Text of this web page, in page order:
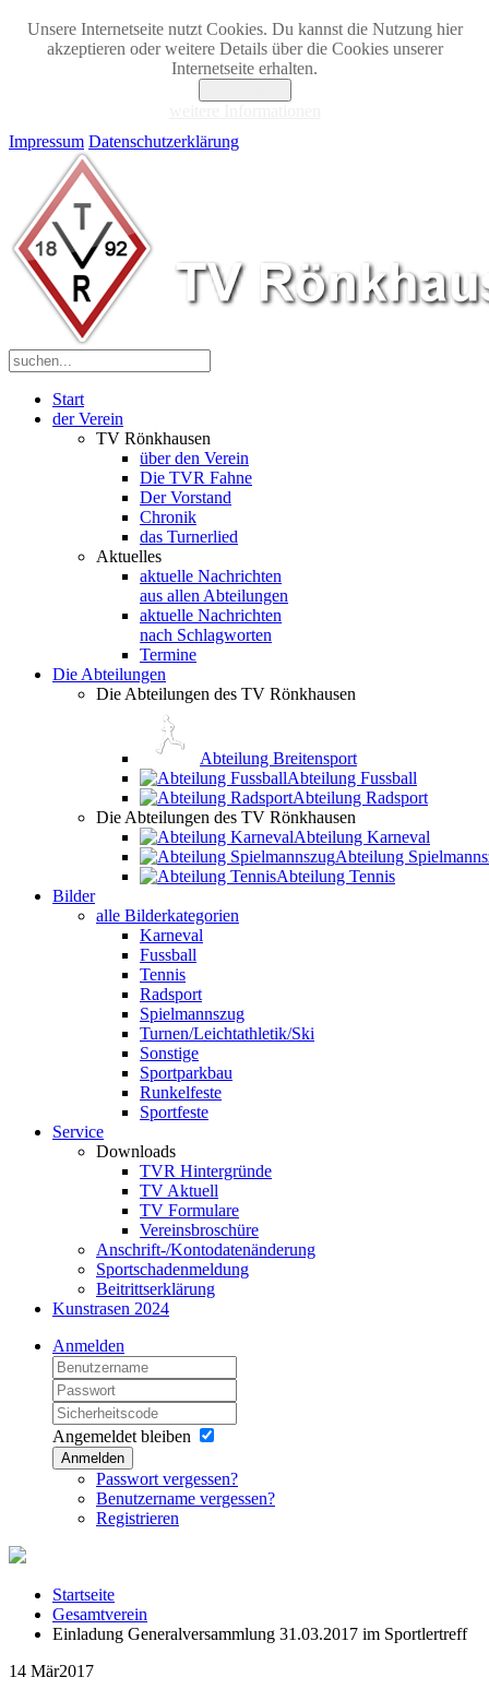
Unsere Internetseite nutzt Cookies. Du kannst die Nutzung hier
akzeptieren oder weitere Details über die Cookies unserer
Internetseite erhalten.
Impressum Datenschutzerklärung
Start
der Verein
TV Rönkhausen
über den Verein
Die TVR Fahne
Der Vorstand
Chronik
das Turnerlied
Aktuelles
aktuelle Nachrichten
aus allen Abteilungen
aktuelle Nachrichten
nach Schlagworten
Termine
Die Abteilungen
Die Abteilungen des TV Rönkhausen
Abteilung Breitensport
Abteilung Fussball
Abteilung Radsport
Die Abteilungen des TV Rönkhausen
Abteilung Karneval
Abteilung
Abteilung Tennis
Bilder
alle Bilderkategorien
Karneval
Fussball
Tennis
Radsport
Spielmannszug
Turnen/Leichtathletik/Ski
Sonstige
Sportparkbau
Runkelfeste
Sportfeste
Service
Downloads
TVR Hintergründe
TV Aktuell
TV Formulare
Vereinsbroschüre
Anschrift-/Kontodatenänderung
Sportschadenmeldung
Beitrittserklärung
Kunstrasen 2024
Anmelden
Angemeldet bleiben
Anmelden
Passwort vergessen?
Benutzername vergessen?
Registrieren
Startseite
Gesamtverein
Einladung Generalversammlung 31.03.2017 im Sportlertreff
14 Mär2017